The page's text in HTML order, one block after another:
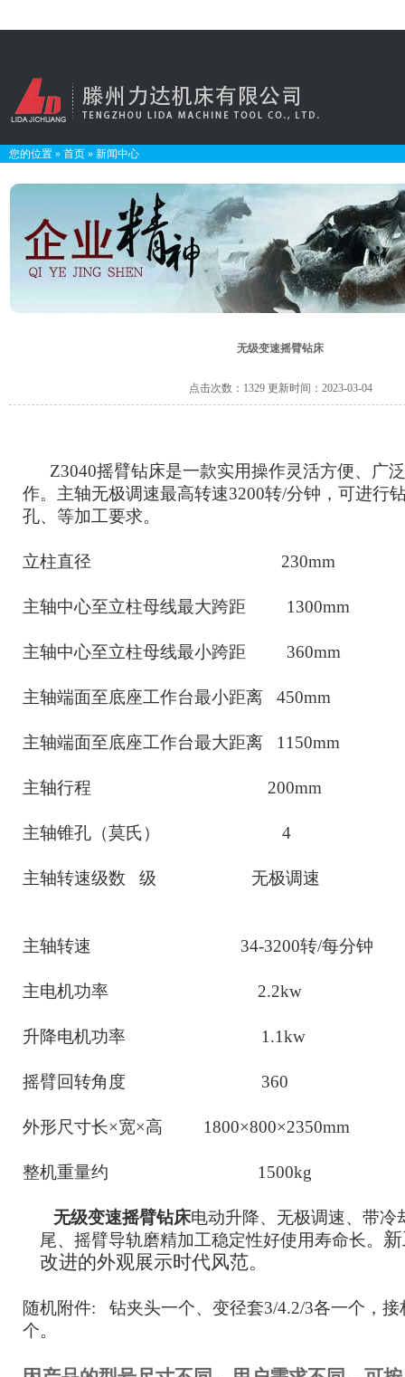
您的位置 » 首页 » 新闻中心
无级变速摇臂钻床
点击次数：1329 更新时间：2023-03-04
Z3040摇臂钻床是一款实用操作灵活方便、广
作。主轴无极调速最高转速3200转/分钟，可进行
孔、等加工要求。
立柱直径 230mm
主轴中心至立柱母线最大跨距 1300mm
主轴中心至立柱母线最小跨距 360mm
主轴端面至底座工作台最小距离 450mm
主轴端面至底座工作台最大距离 1150mm
主轴行程 200mm
主轴锥孔 （莫氏） 4
主轴转速级数 级 无极调
主轴转速 34-3200转/每分钟
主电机功率 2.2kw
升降电机功率 1.1kw
摇臂回转角度 360
外形尺寸长×宽×高 1800×800×2350mm
整机重量约 1 500kg
无级变速摇臂钻床电动升降、无极调速、带冷
尾、摇臂导轨磨精加工稳定性好使用寿命长。
改进的外观展示时代风范。
随机附件: 钻夹头一个、变径套3/4.2/3各一个， 接
个。